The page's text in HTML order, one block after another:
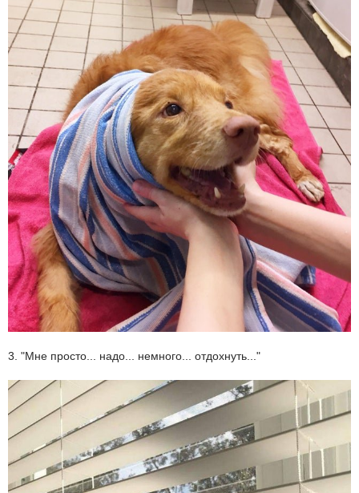
3. "Мне просто... надо... немного... отдохнуть..."